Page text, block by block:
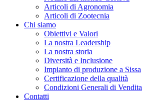
Articoli di Agronomia
Articoli di Zootecnia
Chi siamo
Obiettivi e Valori
La nostra Leadership
La nostra storia
Diversità e Inclusione
Impianto di produzione a Sissa
Certificazione della qualità
Condizioni Generali di Vendita
Contatti